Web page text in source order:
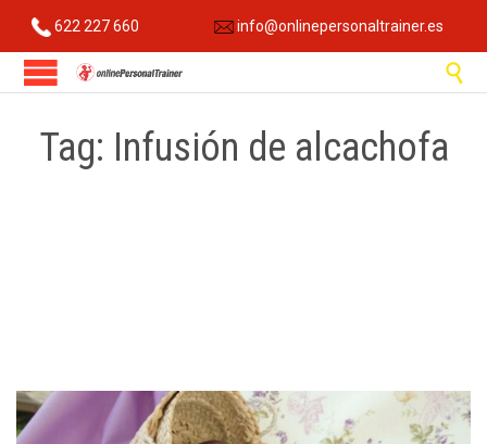
622 227 660 info@onlinepersonaltrainer.es

Tag: Infusión de alcachofa